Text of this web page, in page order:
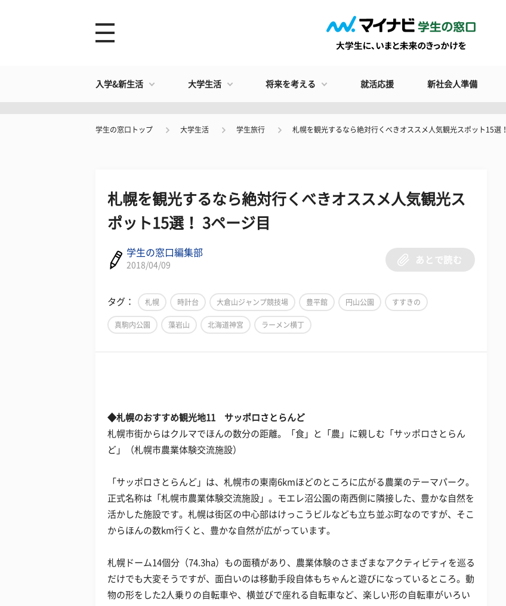
入学&新生活 大学生活 将来を考える 就活応援 新社会人準備
学生の窓口トップ 大学生活 学生旅行 札幌を観光するなら絶対行くべきオススメ人気観光スポット15選！
札幌を観光するなら絶対行くべきオススメ人気観光ス
ポット15選！ 3ページ目
学生の窓口編集部
2018/04/09
あとで読む
タグ： 札幌 時計台 大倉山ジャンプ競技場 豊平館 円山公園 すすきの
真駒内公園 藻岩山 北海道神宮 ラーメン横丁
◆札幌のおすすめ観光地11 サッポロさとらんど
札幌市街からはクルマでほんの数分の距離。「食」と「農」に親しむ「サッポロさとらん
ど」（札幌市農業体験交流施設）
「サッポロさとらんど」は、札幌市の東南6kmほどのところに広がる農業のテーマパーク。
正式名称は「札幌市農業体験交流施設」。モエレ沼公園の南西側に隣接した、豊かな自然を
活かした施設です。札幌は街区の中心部はけっこうビルなども立ち並ぶ町なのですが、そこ
からほんの数km行くと、豊かな自然が広がっています。
札幌ドーム14個分（74.3ha）もの面積があり、農業体験のさまざまなアクティビティを巡る
だけでも大変そうですが、面白いのは移動手段自体もちゃんと遊びになっているところ。動
物の形をした2人乗りの自転車や、横並びで座れる自転車など、楽しい形の自転車がいろい